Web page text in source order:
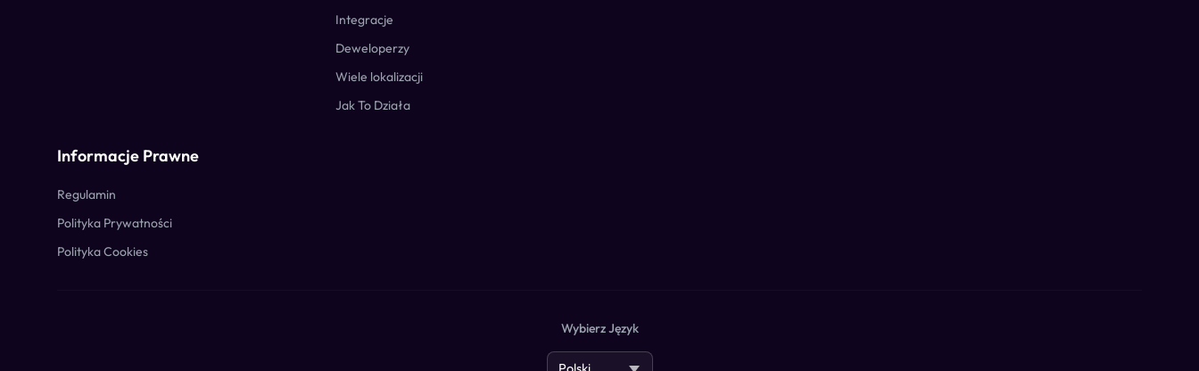
Integracje
Deweloperzy
Wiele lokalizacji
Jak To Działa
Informacje Prawne
Regulamin
Polityka Prywatności
Polityka Cookies
Wybierz Język